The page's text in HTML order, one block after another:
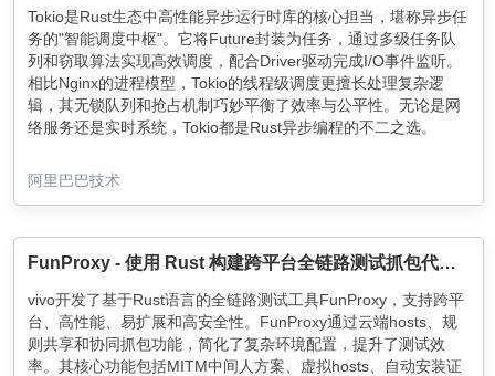
Tokio是Rust生态中高性能异步运行时库的核心担当，堪称异步任
务的"智能调度中枢"。它将Future封装为任务，通过多级任务队
列和窃取算法实现高效调度，配合Driver驱动完成I/O事件监听。
相比Nginx的进程模型，Tokio的线程级调度更擅长处理复杂逻
辑，其无锁队列和抢占机制巧妙平衡了效率与公平性。无论是网
络服务还是实时系统，Tokio都是Rust异步编程的不二之选。
阿里巴巴技术
FunProxy - 使用 Rust 构建跨平台全链路测试抓包代理工具
vivo开发了基于Rust语言的全链路测试工具FunProxy，支持跨平
台、高性能、易扩展和高安全性。FunProxy通过云端hosts、规
则共享和协同抓包功能，简化了复杂环境配置，提升了测试效
率。其核心功能包括MITM中间人方案、虚拟hosts、自动安装证